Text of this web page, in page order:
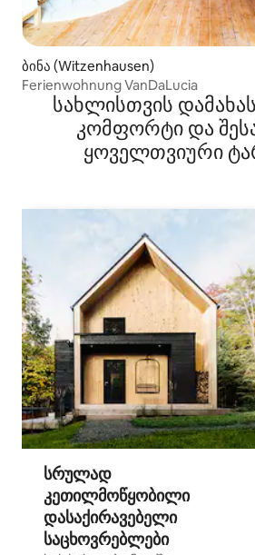
ბინა (Witzenhausen)
Ferienwohnung VanDaLucia
სახლისთვის
კომფორტი და
ყოველთვიური
სრულად
კეთილმოწყობილი
დასაქირავებელი
საცხოვრებლები